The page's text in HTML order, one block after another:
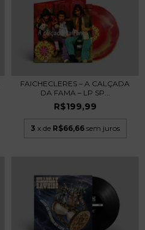
FAICHECLERES – A CALÇADA
DA FAMA – LP SP...
R$199,99
3 x de R$66,66 sem juros